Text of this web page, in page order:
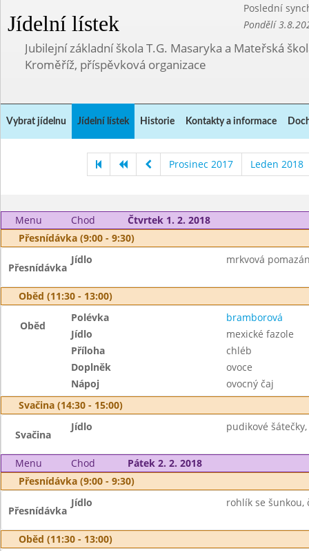
Jídelní lístek
Poslední
Pondělí
Jubilejní základní škola T.G. Masaryka a Mateřská
Kroměříž, příspěvková organizace
Vybrat jídelnu Jídelní lístek Historie Kontakty a informace
Prosinec 2017 Leden 2018
Menu Chod
Čtvrtek 1. 2. 2018
Přesnídávka (9:00 - 9:30)
Přesnídávka
Jídlo mrkvová
Oběd (11:30 - 13:00)
Oběd
Polévka
bramborová
Jídlo
mexické fazole
Příloha
chléb
Doplněk
ovoce
Nápoj
ovocný čaj
Svačina (14:30 - 15:00)
Svačina
Jídlo pudikové
Menu Chod
Pátek 2. 2. 2018
Přesnídávka (9:00 - 9:30)
Přesnídávka
Jídlo rohlík se šunkou,
Oběd (11:30 - 13:00)